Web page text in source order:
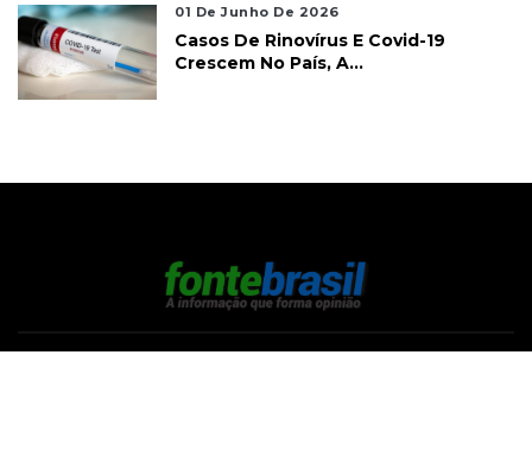
01 De Junho De 2026
Casos De Rinovírus E Covid-19
Crescem No País, A...